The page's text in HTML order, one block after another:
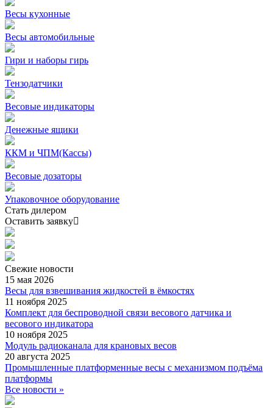
Весы кухонные
Весы автомобильные
Гири и наборы гирь
Тензодатчики
Весовые индикаторы
Денежные ящики
ККМ и ЧПМ(Кассы)
Весовые дозаторы
Упаковочное оборудование
Стать дилером
Оставить заявку
Свежие новости
15 мая 2026
Весы для взвешивания жидкостей в ёмкостях
11 ноября 2025
Комплект для беспроводной связи весового датчика и
весового индикатора
10 ноября 2025
Модуль радиоканала для крановых весов
20 августа 2025
Промышленные платформенные весы с механизмом подъёма
платформы
Все новости »